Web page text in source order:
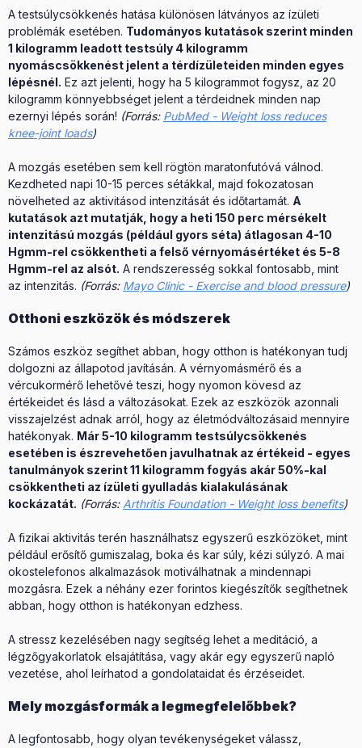
A testsúlycsökkenés hatása különösen látványos az ízületi
problémák esetében. Tudományos kutatások szerint minden
1 kilogramm leadott testsúly 4 kilogramm
nyomáscsökkenést jelent a térdízületeiden minden egyes
lépésnél. Ez azt jelenti, hogy ha 5 kilogrammot fogysz, az 20
kilogramm könnyebbséget jelent a térdeidnek minden nap
ezernyi lépés során! (Forrás: PubMed - Weight loss reduces
knee-joint loads)
A mozgás esetében sem kell rögtön maratonfutóvá válnod.
Kezdheted napi 10-15 perces sétákkal, majd fokozatosan
növelheted az aktivitásod intenzitását és időtartamát. A
kutatások azt mutatják, hogy a heti 150 perc mérsékelt
intenzitású mozgás (például gyors séta) átlagosan 4-10
Hgmm-rel csökkentheti a felső vérnyomásértéket és 5-8
Hgmm-rel az alsót. A rendszeresség sokkal fontosabb, mint
az intenzitás. (Forrás: Mayo Clinic - Exercise and blood pressure)
Otthoni eszközök és módszerek
Számos eszköz segíthet abban, hogy otthon is hatékonyan tudj
dolgozni az állapotod javításán. A vérnyomásmérő és a
vércukormérő lehetővé teszi, hogy nyomon kövesd az
értékeidet és lásd a változásokat. Ezek az eszközök azonnali
visszajelzést adnak arról, hogy az életmódváltozásaid mennyire
hatékonyak. Már 5-10 kilogramm testsúlycsökkenés
esetében is észrevehetően javulhatnak az értékeid - egyes
tanulmányok szerint 11 kilogramm fogyás akár 50%-kal
csökkentheti az ízületi gyulladás kialakulásának
kockázatát. (Forrás: Arthritis Foundation - Weight loss benefits)
A fizikai aktivitás terén használhatsz egyszerű eszközöket, mint
például erősítő gumiszalag, boka és kar súly, kézi súlyzó. A mai
okostelefonos alkalmazások motiválhatnak a mindennapi
mozgásra. Ezek a néhány ezer forintos kiegészítők segíthetnek
abban, hogy otthon is hatékonyan edzhess.
A stressz kezelésében nagy segítség lehet a meditáció, a
légzőgyakorlatok elsajátítása, vagy akár egy egyszerű napló
vezetése, ahol leírhatod a gondolataidat és érzéseidet.
Mely mozgásformák a legmegfelelőbbek?
A legfontosabb, hogy olyan tevékenységeket válassz,